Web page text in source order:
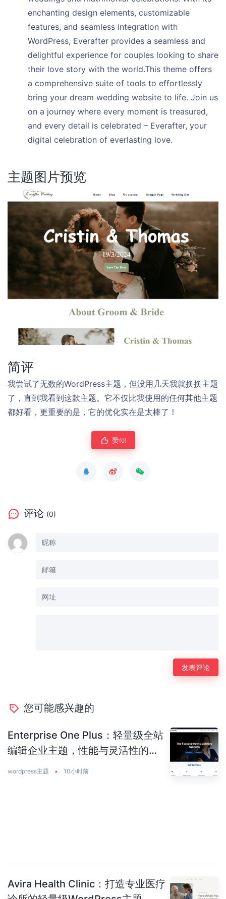
enchanting design elements, customizable
features, and seamless integration with
WordPress, Everafter provides a seamless and
delightful experience for couples looking to share
their love story with the world.This theme offers
a comprehensive suite of tools to effortlessly
bring your dream wedding website to life. Join us
on a journey where every moment is treasured,
and every detail is celebrated – Everafter, your
digital celebration of everlasting love.
主题图片预览
简评
我尝试了无数的WordPress主题，但没用几天我就换换主题
了，直到我看到这款主题。它不仅比我使用的任何其他主题
都好看，更重要的是，它的优化实在是太棒了！
赞(0)
评论 (0)
您可能感兴趣的
Enterprise One Plus：轻量级全站
编辑企业主题，性能与灵活性的完
wordpress主题 • 10小时前
Avira Health Clinic：打造专业医疗